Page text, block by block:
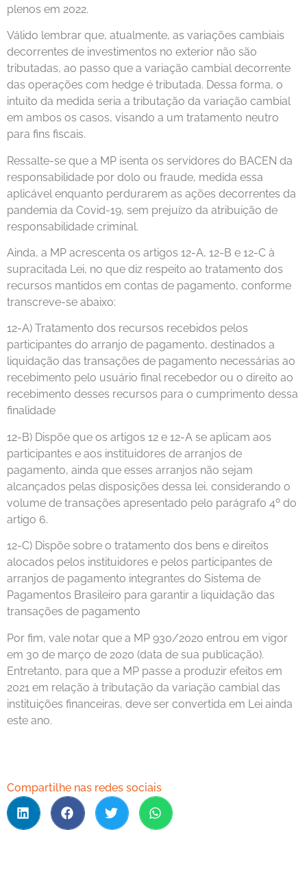
plenos em 2022.
Válido lembrar que, atualmente, as variações cambiais
decorrentes de investimentos no exterior não são
tributadas, ao passo que a variação cambial decorrente
das operações com hedge é tributada. Dessa forma, o
intuito da medida seria a tributação da variação cambial
em ambos os casos, visando a um tratamento neutro
para fins fiscais.
Ressalte-se que a MP isenta os servidores do BACEN da
responsabilidade por dolo ou fraude, medida essa
aplicável enquanto perdurarem as ações decorrentes da
pandemia da Covid-19, sem prejuízo da atribuição de
responsabilidade criminal.
Ainda, a MP acrescenta os artigos 12-A, 12-B e 12-C à
supracitada Lei, no que diz respeito ao tratamento dos
recursos mantidos em contas de pagamento, conforme
transcreve-se abaixo:
12-A) Tratamento dos recursos recebidos pelos
participantes do arranjo de pagamento, destinados a
liquidação das transações de pagamento necessárias ao
recebimento pelo usuário final recebedor ou o direito ao
recebimento desses recursos para o cumprimento dessa
finalidade
12-B) Dispõe que os artigos 12 e 12-A se aplicam aos
participantes e aos instituidores de arranjos de
pagamento, ainda que esses arranjos não sejam
alcançados pelas disposições dessa lei, considerando o
volume de transações apresentado pelo parágrafo 4º do
artigo 6.
12-C) Dispõe sobre o tratamento dos bens e direitos
alocados pelos instituidores e pelos participantes de
arranjos de pagamento integrantes do Sistema de
Pagamentos Brasileiro para garantir a liquidação das
transações de pagamento
Por fim, vale notar que a MP 930/2020 entrou em vigor
em 30 de março de 2020 (data de sua publicação).
Entretanto, para que a MP passe a produzir efeitos em
2021 em relação à tributação da variação cambial das
instituições financeiras, deve ser convertida em Lei ainda
este ano.
Compartilhe nas redes sociais